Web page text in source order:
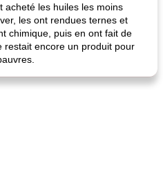
acheté les huiles les moins
les ont rendues ternes et
chimique, puis en ont fait de
restait encore un produit pour